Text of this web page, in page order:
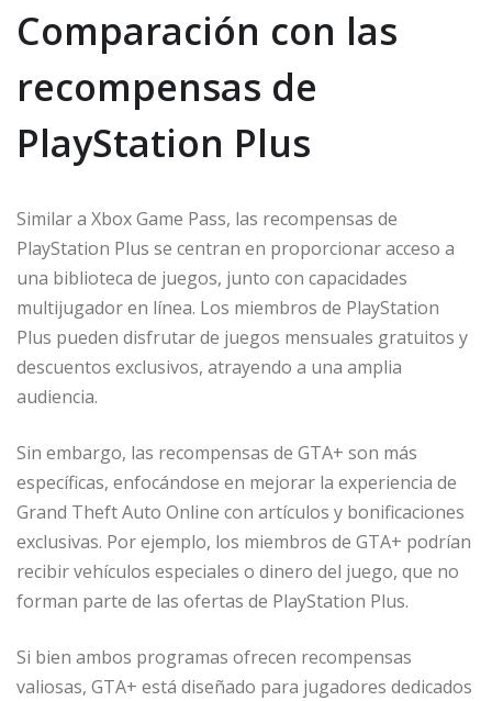
Comparación con las
recompensas de
PlayStation Plus
Similar a Xbox Game Pass, las recompensas de
PlayStation Plus se centran en proporcionar acceso a
una biblioteca de juegos, junto con capacidades
multijugador en línea. Los miembros de PlayStation
Plus pueden disfrutar de juegos mensuales gratuitos y
descuentos exclusivos, atrayendo a una amplia
audiencia.
Sin embargo, las recompensas de GTA+ son más
específicas, enfocándose en mejorar la experiencia de
Grand Theft Auto Online con artículos y bonificaciones
exclusivas. Por ejemplo, los miembros de GTA+ podrían
recibir vehículos especiales o dinero del juego, que no
forman parte de las ofertas de PlayStation Plus.
Si bien ambos programas ofrecen recompensas
valiosas, GTA+ está diseñado para jugadores dedicados